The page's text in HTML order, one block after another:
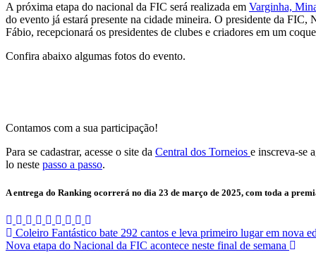
A próxima etapa do nacional da FIC será realizada em Varginha,
do evento já estará presente na cidade mineira. O presidente da
Fábio, recepcionará os presidentes de clubes e criadores em um
Confira abaixo algumas fotos do evento.
Contamos com a sua participação!
Para se cadastrar, acesse o site da Central dos Torneios e inscreva-se
lo neste passo a passo.
A entrega do Ranking ocorrerá no dia 23 de março de 2025, com toda a
Navegação
Coleiro Fantástico bate 292 cantos e leva primeiro lugar em nova
Nova etapa do Nacional da FIC acontece neste final de semana